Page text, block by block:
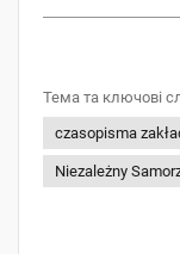
Тема та ключові
czasopisma
Niezależny